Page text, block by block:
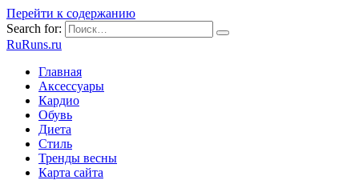
Перейти к содержанию
Search for:
RuRuns.ru
Главная
Аксессуары
Кардио
Обувь
Диета
Стиль
Тренды весны
Карта сайта